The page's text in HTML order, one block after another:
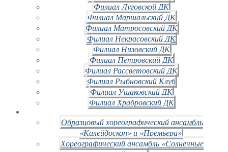
Филиал Луговской ДК
Филиал Маршальский ДК
Филиал Матросовский ДК
Филиал Некрасовский ДК
Филиал Низовский ДК
Филиал Петровский ДК
Филиал Рассветовский ДК
Филиал Рыбновский Клуб
Филиал Ушаковский ДК
Филиал Храбровский ДК
Образцовый хореографический ансамбль
«Калейдоскоп» и «Премьера»
Хореографический ансамбль «Солнечные